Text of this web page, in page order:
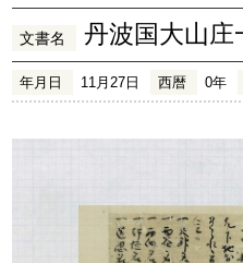
文書名 丹波国大山庄
年月日 11月27日 西暦 0年